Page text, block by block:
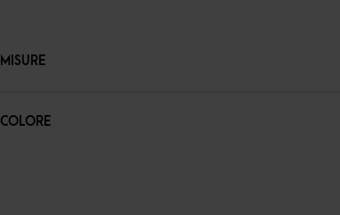
MISURE
COLORE